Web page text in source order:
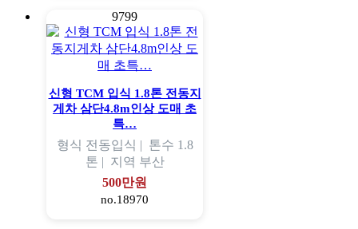
9799
신형 TCM 입식 1.8톤 전동지
게차 삼단4.8m인상 도매 초
특…
형식 전동입식 | 톤수 1.8
톤 | 지역 부산
500만원
no.18970